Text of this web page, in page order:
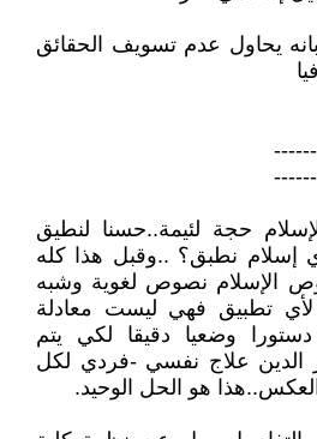
يحاول عدم تسويف الحقائق
حجة لئيمة..حسنا لنطيق
إسلام نطبق؟ ..وقبل هذا كله
الإسلام نصوص لغوية وشبه
لأي تطبيق فهي ليست معادلة
دستورا وضعيا دقيقا لكي يتم
الدين علاج نفسي -فردي لكل
العكس..هذا هو الحل الوحيد.